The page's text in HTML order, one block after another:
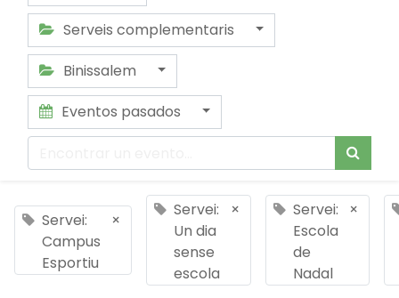
Serveis complementaris
Binissalem
Eventos pasados
Servei:
Campus
Esportiu
×
Servei:
Un dia
sense
escola
×
Servei:
Escola
de
Nadal
×